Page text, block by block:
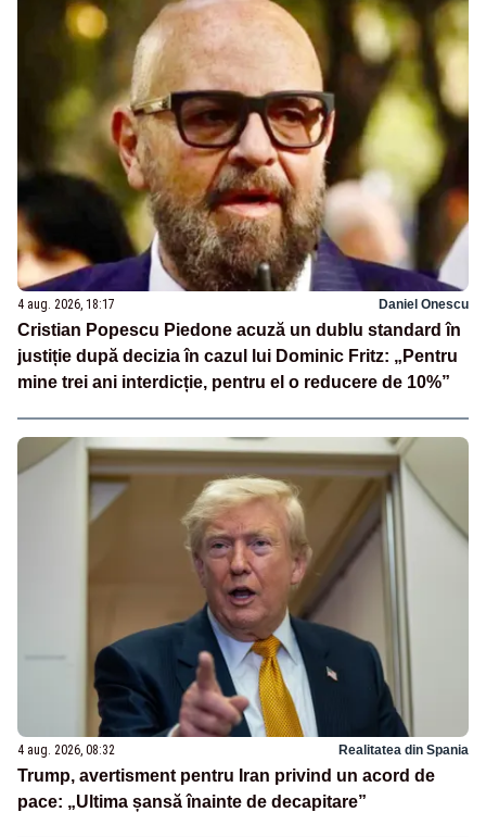
4 aug. 2026, 18:17 Daniel Onescu
Cristian Popescu Piedone acuză un dublu standard în
justiție după decizia în cazul lui Dominic Fritz: „Pentru
mine trei ani interdicție, pentru el o reducere de 10%”
4 aug. 2026, 08:32 Realitatea din Spania
Trump, avertisment pentru Iran privind un acord de
pace: „Ultima șansă înainte de decapitare”